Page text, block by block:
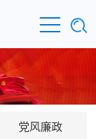
党风廉政